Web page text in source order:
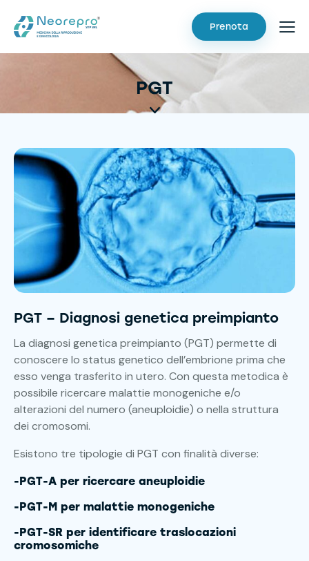
Prenota
PGT
PGT – Diagnosi genetica preimpianto
La diagnosi genetica preimpianto (PGT) permette di
conoscere lo status genetico dell’embrione prima che
esso venga trasferito in utero. Con questa metodica è
possibile ricercare malattie monogeniche e/o
alterazioni del numero (aneuploidie) o nella struttura
dei cromosomi.
Esistono tre tipologie di PGT con finalità diverse:
-PGT-A per ricercare aneuploidie
-PGT-M per malattie monogeniche
-PGT-SR per identificare traslocazioni
cromosomiche